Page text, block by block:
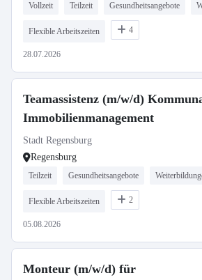
Vollzeit Teilzeit Gesundheitsangebote
Flexible Arbeitszeiten 4
28.07.2026
Teamassistenz (m/w/d)
Immobilienmanagement
Stadt Regensburg
Regensburg
Teilzeit Gesundheitsangebote
Flexible Arbeitszeiten 2
05.08.2026
Monteur (m/w/d) für